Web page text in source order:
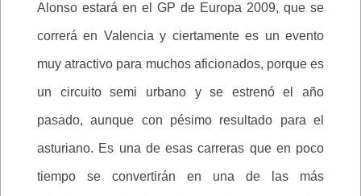
Alonso estará en el GP de Europa 2009, que se
correrá en Valencia y ciertamente es un evento
muy atractivo para muchos aficionados, porque es
un circuito semi urbano y se estrenó el año
pasado, aunque con pésimo resultado para el
asturiano. Es una de esas carreras que en poco
tiempo se convertirán en una de las más